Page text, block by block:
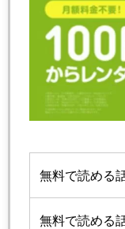
無料で読める
無料で読める